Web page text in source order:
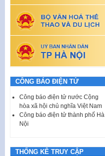
CÔNG BÁO ĐIỆN TỬ
Công báo điện tử nước Cộng
hòa xã hội chủ nghĩa Việt Nam
Công báo điện tử thành phố Hà
Nội
THỐNG KÊ TRUY CẬP